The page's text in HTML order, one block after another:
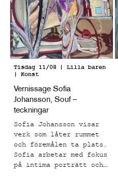
Tisdag 11/08 | Lilla baren
| Konst
Vernissage Sofia
Johansson, Souf –
teckningar
Sofia Johansson visar
verk som låter rummet
och föremålen ta plats.
Sofia arbetar med fokus
på intima porträtt och